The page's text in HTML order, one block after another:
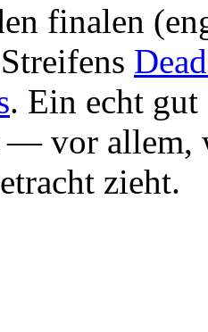
finalen
. Ein echt
vor allem,
zieht.